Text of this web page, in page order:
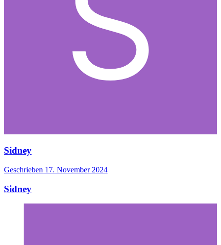
Sidney
Geschrieben 17. November 2024
Sidney